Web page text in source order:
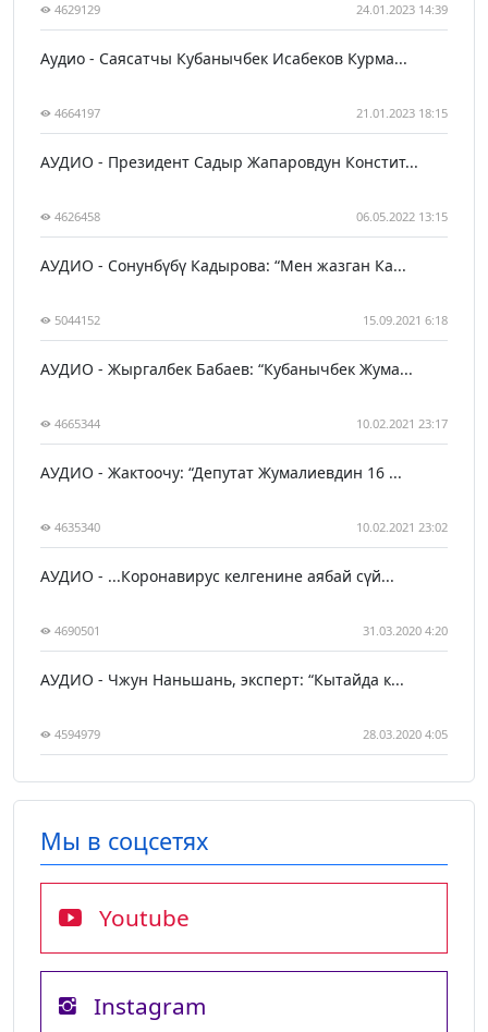
4629129 24.01.2023 14:39
Аудио - Саясатчы Кубанычбек Исабеков Курма...
4664197 21.01.2023 18:15
АУДИО - Президент Садыр Жапаровдун Констит...
4626458 06.05.2022 13:15
АУДИО - Сонунбүбү Кадырова: “Мен жазган Ка...
5044152 15.09.2021 6:18
АУДИО - Жыргалбек Бабаев: “Кубанычбек Жума...
4665344 10.02.2021 23:17
АУДИО - Жактоочу: “Депутат Жумалиевдин 16 ...
4635340 10.02.2021 23:02
АУДИО - ...Коронавирус келгенине аябай сүй...
4690501 31.03.2020 4:20
АУДИО - Чжун Наньшань, эксперт: “Кытайда к...
4594979 28.03.2020 4:05
Мы в соцсетях
Youtube
Instagram